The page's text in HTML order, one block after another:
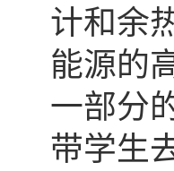
计和余
能源的
一部分
带学生